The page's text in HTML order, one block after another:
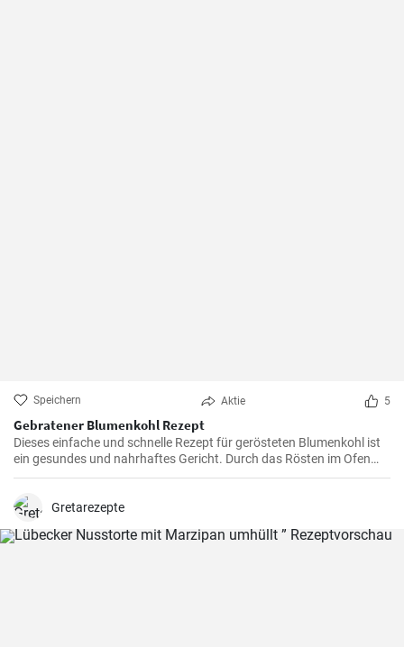
Speichern Aktie 5
Gebratener Blumenkohl Rezept
Dieses einfache und schnelle Rezept für gerösteten Blumenkohl ist
ein gesundes und nahrhaftes Gericht. Durch das Rösten im Ofen
erhält der Blumenkohl einen wunderbar süßen und nussigen
Gretarezepte